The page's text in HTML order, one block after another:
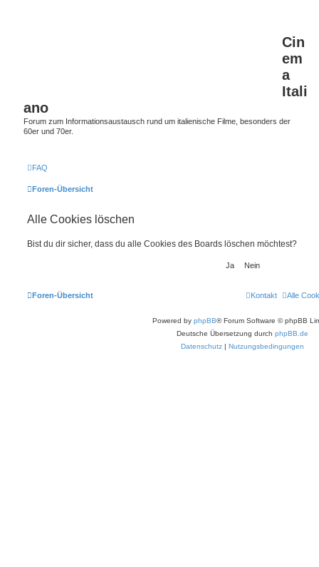
Cin
em
a
Itali
ano
Forum zum Informationsaustausch rund um italienische Filme, besonders der
60er und 70er.
FAQ
Foren-Übersicht
Alle Cookies löschen
Bist du dir sicher, dass du alle Cookies des Boards löschen möchtest?
Foren-Übersicht Alle
Kontakt
Powered by phpBB® Forum Software © phpBB
Deutsche Übersetzung durch phpBB.de
Datenschutz | Nutzungsbedingungen